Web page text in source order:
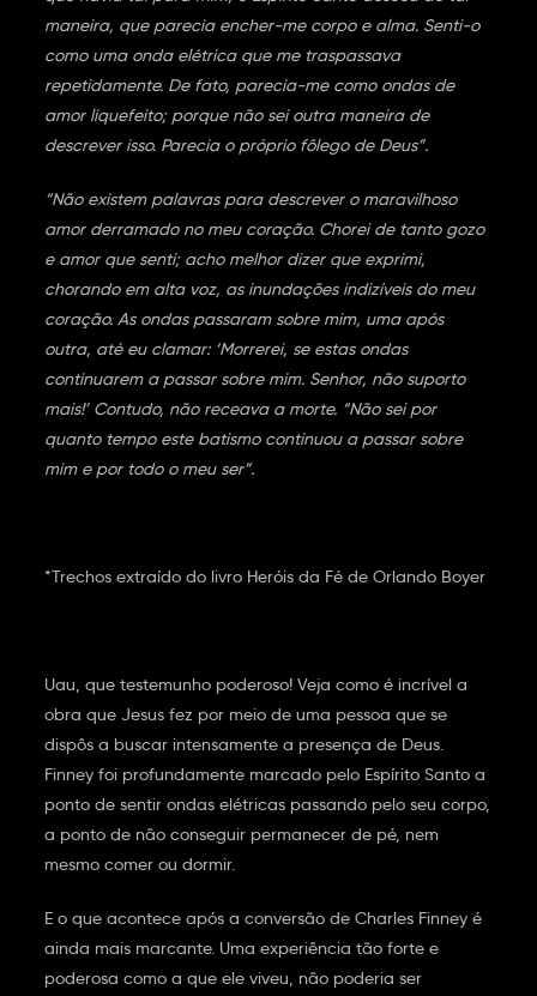
maneira, que parecia encher-me corpo e alma. Senti-o
como uma onda elétrica que me traspassava
repetidamente. De fato, parecia-me como ondas de
amor liquefeito; porque não sei outra maneira de
descrever isso. Parecia o próprio fôlego de Deus”.
“Não existem palavras para descrever o maravilhoso
amor derramado no meu coração. Chorei de tanto gozo
e amor que senti; acho melhor dizer que exprimi,
chorando em alta voz, as inundações indizíveis do meu
coração. As ondas passaram sobre mim, uma após
outra, até eu clamar: ‘Morrerei, se estas ondas
continuarem a passar sobre mim. Senhor, não suporto
mais!’ Contudo, não receava a morte. “Não sei por
quanto tempo este batismo continuou a passar sobre
mim e por todo o meu ser”.
*Trechos extraído do livro Heróis da Fé de Orlando Boyer
Uau, que testemunho poderoso! Veja como é incrível a
obra que Jesus fez por meio de uma pessoa que se
dispôs a buscar intensamente a presença de Deus.
Finney foi profundamente marcado pelo Espírito Santo a
ponto de sentir ondas elétricas passando pelo seu corpo,
a ponto de não conseguir permanecer de pé, nem
mesmo comer ou dormir.
E o que acontece após a conversão de Charles Finney é
ainda mais marcante. Uma experiência tão forte e
poderosa como a que ele viveu, não poderia ser